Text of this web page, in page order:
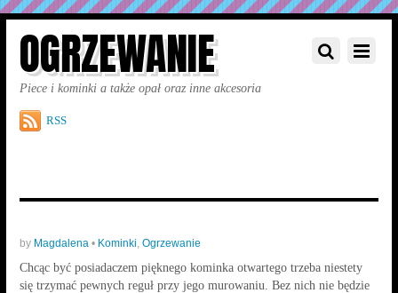
OGRZEWANIE
Piece i kominki a także opał oraz inne akcesoria
RSS
by Magdalena• Kominki, Ogrzewanie
Chcąc być posiadaczem pięknego kominka otwartego trzeba niestety
się trzymać pewnych reguł przy jego murowaniu. Bez nich nie będzie